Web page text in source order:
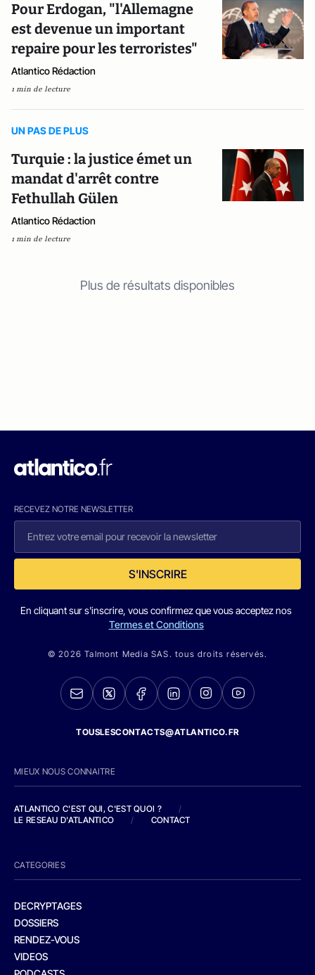
Pour Erdogan, "l'Allemagne
est devenue un important
repaire pour les terroristes"
Atlantico Rédaction
1 min de lecture
UN PAS DE PLUS
Turquie : la justice émet un
mandat d'arrêt contre
Fethullah Gülen
Atlantico Rédaction
1 min de lecture
Plus de résultats disponibles
RECEVEZ NOTRE NEWSLETTER
S'INSCRIRE
En cliquant sur s'inscrire, vous confirmez que vous acceptez nos
Termes et Conditions
© 2026 Talmont Media SAS. tous droits réservés.
TOUSLESCONTACTS@ATLANTICO.FR
MIEUX NOUS CONNAITRE
ATLANTICO C'EST QUI, C'EST QUOI ?
/
LE RESEAU D'ATLANTICO
/ CONTACT
CATEGORIES
DECRYPTAGES
DOSSIERS
RENDEZ-VOUS
VIDEOS